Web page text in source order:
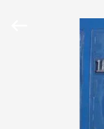
ПРОДУКТЫ